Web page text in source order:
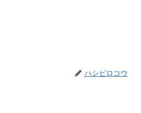
ハシビロコウ